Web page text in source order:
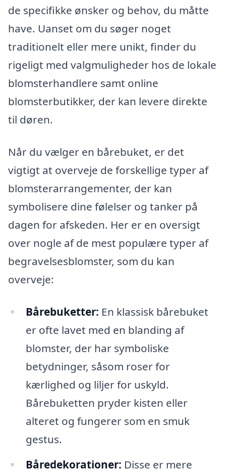
de specifikke ønsker og behov, du måtte
have. Uanset om du søger noget
traditionelt eller mere unikt, finder du
rigeligt med valgmuligheder hos de lokale
blomsterhandlere samt online
blomsterbutikker, der kan levere direkte
til døren.
Når du vælger en bårebuket, er det
vigtigt at overveje de forskellige typer af
blomsterarrangementer, der kan
symbolisere dine følelser og tanker på
dagen for afskeden. Her er en oversigt
over nogle af de mest populære typer af
begravelsesblomster, som du kan
overveje:
Bårebuketter: En klassisk bårebuket
er ofte lavet med en blanding af
blomster, der har symboliske
betydninger, såsom roser for
kærlighed og liljer for uskyld.
Bårebuketten pryder kisten eller
alteret og fungerer som en smuk
gestus.
Båredekorationer: Disse er mere